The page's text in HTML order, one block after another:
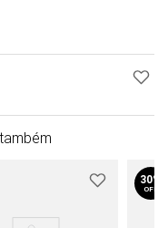
30%
OFF